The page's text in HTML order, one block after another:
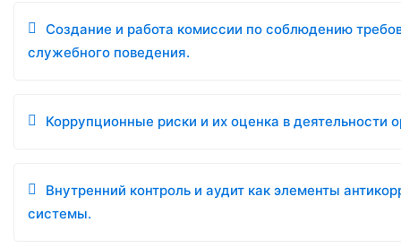
Создание и работа комиссии по соблюдению
служебного поведения.
Коррупционные риски и их оценка в деятельности
Внутренний контроль и аудит как элементы
системы.